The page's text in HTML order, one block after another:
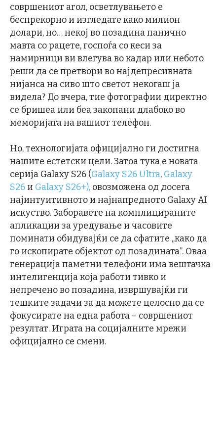
совршениот агол, осветлувањето е
беспрекорно и изгледате како милион
долари, но… некој во позадина панично
мавта со рацете, госпоѓа со кеси за
намирници ви влегува во кадар или небото
реши да се претвори во најдепресивната
нијанса на сиво што светот некогаш ја
видела? До вчера, тие фотографии директно
се бришеа или беа закопани длабоко во
меморијата на вашиот телефон.
Но, технологијата официјално ги достигна
нашите естетски цели. Затоа тука е новата
серија Galaxy S26 (Galaxy S26 Ultra, Galaxy
S26 и Galaxy S26+), овозможена од досега
најинтуитивното и најнапредното Galaxy AI
искуство. Заборавете на комплицираните
апликации за уредување и часовите
поминати обидувајќи се да сфатите „како да
го ископирате објектот од позадината”. Оваа
генерација паметни телефони има вештачка
интелигенција која работи тивко и
непречено во позадина, извршувајќи ги
тешките задачи за да можете целосно да се
фокусирате на една работа – совршениот
резултат. Играта на социјалните мрежи
официјално се смени.